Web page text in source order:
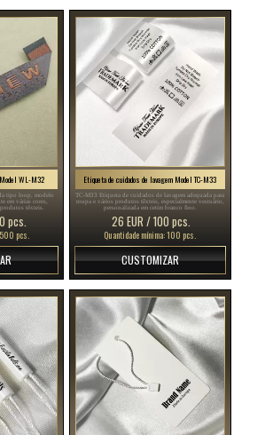
WL-M32
tipo loop, modelo
em várias cores,
têxteis.
pcs.
pcs.
Etiqueta de cuidados de lavagem Model TC-M33
TC-M33 Etiqueta de cuidados de lavagem adequada para
roupa e vários produtos têxteis, especialmente vestuário,
personalizada em cetim branco fino.
26 EUR / 100 pcs.
Quantidade mínima: 100 pcs.
CUSTOMIZAR